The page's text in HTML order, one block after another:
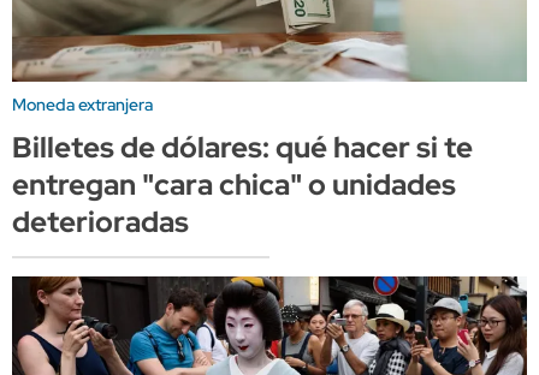
Moneda extranjera
Billetes de dólares: qué hacer si te
entregan "cara chica" o unidades
deterioradas